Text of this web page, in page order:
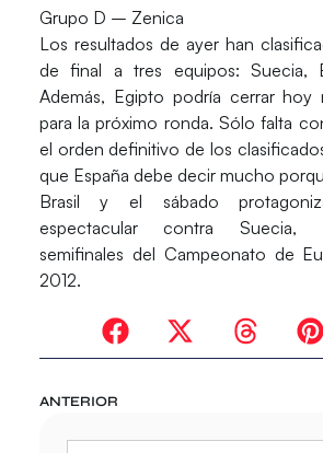
Grupo D – Zenica
Los resultados de ayer han
de final a tres equipos: Suecia,
Además, Egipto podría cerrar hoy
para la próximo ronda. Sólo falta
el orden definitivo de los
que España debe decir mucho
Brasil y el sábado
espectacular contra Suecia,
semifinales del Campeonato de
2012.
ANTERIOR